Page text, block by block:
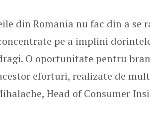
din Romania nu fac din a se
pe a implini
O oportunitate pentru
eforturi, realizate de
Head of Consumer